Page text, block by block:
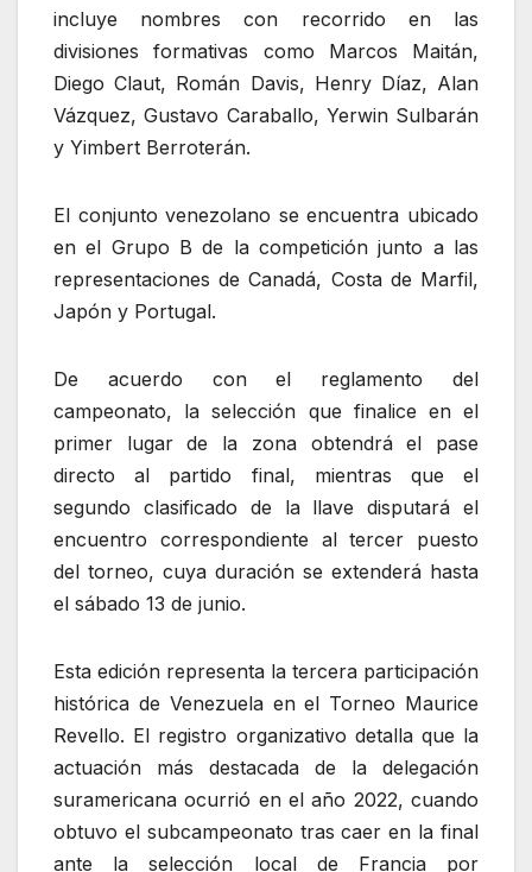
incluye nombres con recorrido en las
divisiones formativas como Marcos Maitán,
Diego Claut, Román Davis, Henry Díaz, Alan
Vázquez, Gustavo Caraballo, Yerwin Sulbarán
y Yimbert Berroterán.
El conjunto venezolano se encuentra ubicado
en el Grupo B de la competición junto a las
representaciones de Canadá, Costa de Marfil,
Japón y Portugal.
De acuerdo con el reglamento del
campeonato, la selección que finalice en el
primer lugar de la zona obtendrá el pase
directo al partido final, mientras que el
segundo clasificado de la llave disputará el
encuentro correspondiente al tercer puesto
del torneo, cuya duración se extenderá hasta
el sábado 13 de junio.
Esta edición representa la tercera participación
histórica de Venezuela en el Torneo Maurice
Revello. El registro organizativo detalla que la
actuación más destacada de la delegación
suramericana ocurrió en el año 2022, cuando
obtuvo el subcampeonato tras caer en la final
ante la selección local de Francia por